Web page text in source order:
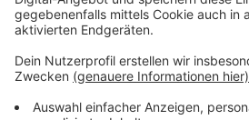
Millionen Euro. Eine sehr gute
Stephan Albers findet: "Der
sich immer weiter", sagt er. "Ob